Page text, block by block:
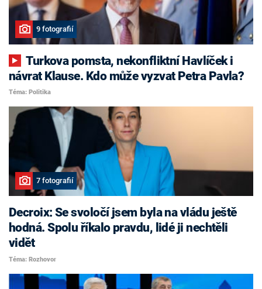
9 fotografií
Turkova pomsta, nekonfliktní Havlíček i
návrat Klause. Kdo může vyzvat Petra Pavla?
Téma: Politika
7 fotografií
Decroix: Se svoločí jsem byla na vládu ještě
hodná. Spolu říkalo pravdu, lidé ji nechtěli
vidět
Téma: Rozhovor